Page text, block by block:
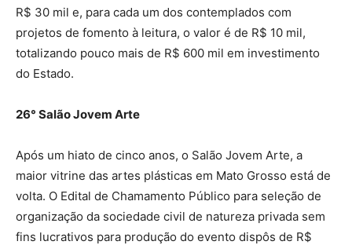
R$ 30 mil e, para cada um dos contemplados com
projetos de fomento à leitura, o valor é de R$ 10 mil,
totalizando pouco mais de R$ 600 mil em investimento
do Estado.
26° Salão Jovem Arte
Após um hiato de cinco anos, o Salão Jovem Arte, a
maior vitrine das artes plásticas em Mato Grosso está de
volta. O Edital de Chamamento Público para seleção de
organização da sociedade civil de natureza privada sem
fins lucrativos para produção do evento dispôs de R$